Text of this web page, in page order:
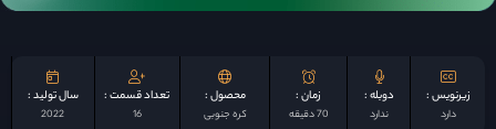
زیرنویس :
دارد
دوبله :
ندارد
زمان :
70 دقیقه
محصول :
کره جنوبی
تعداد قسمت :
16
سال تولید :
2022